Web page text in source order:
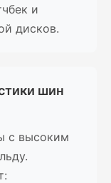
и
дисков.
шин
с высоким